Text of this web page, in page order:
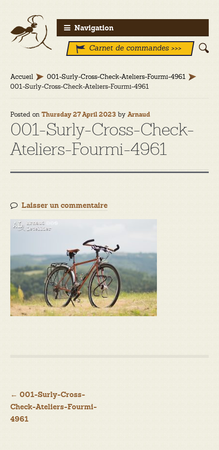
Aller
à
Aller
au
contenu
Navigation
Carnet de commandes >>>
Accueil
001-Surly-Cross-Check-Ateliers-Fourmi-4961
001-Surly-Cross-Check-Ateliers-Fourmi-4961
Posted on Thursday 27 April 2023by Arnaud
001-Surly-Cross-Check-
Ateliers-Fourmi-4961
Laisser un commentaire
Navigation
de
← 001-Surly-Cross-
Check-Ateliers-Fourmi-
4961